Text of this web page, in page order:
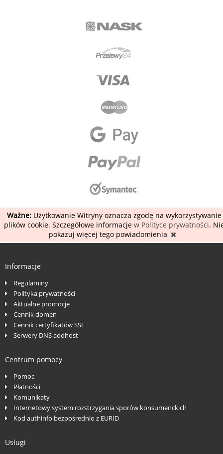
Ważne:Użytkowanie Witryny oznacza zgodę na wykorzystywanie
plików cookie. Szczegółowe informacje w Polityce prywatności.
pokazuj więcej tego powiadomienia
Informacje
Regulaminy
Polityka prywatności
Aktualne promocje
Cennik domen
Cennik certyfikatów SSL
Serwery DNS addhost
Centrum pomocy
Pomoc
Płatności
Komunikaty
Internetowy system rozstrzygania sporów konsumenckich
Kod authinfo bezpośrednio z EURID
Usługi